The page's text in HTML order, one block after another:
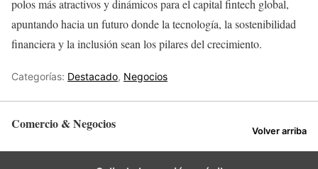
polos más atractivos y dinámicos para el capital fintech global,
apuntando hacia un futuro donde la tecnología, la sostenibilidad
financiera y la inclusión sean los pilares del crecimiento.
Categorías: Destacado, Negocios
Comercio & Negocios Volver arriba